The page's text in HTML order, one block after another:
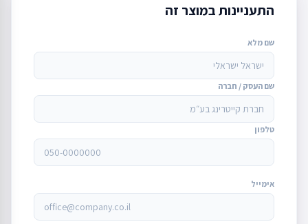
התעניינות במוצר זה
שם מלא
שם העסק / חברה
טלפון
אימייל